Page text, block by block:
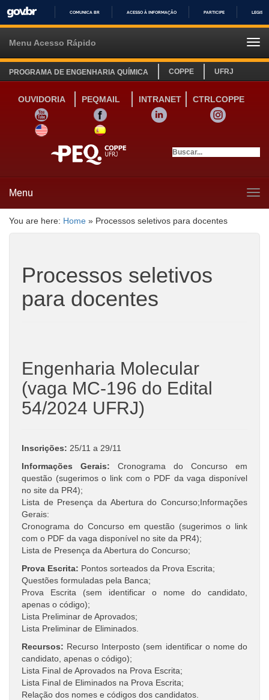
IR
COMUNICA BR ACESSO À INFORMAÇÃO PARTICIPE
Menu Acesso Rápido
PROGRAMA DE ENGENHARIA QUÍMICA COPPE UFRJ
OUVIDORIA PEQMAIL INTRANET
CTRLCOPPE
YOUTUBE
FACEBOOK LINKEDIN
INSTAGRAM
SITE INGLÊS
LINK SITE ESPANHOL
Menu
You are here: Home » Processos seletivos para docentes
Processos seletivos
para docentes
Engenharia Molecular
(vaga MC-196 do Edital
54/2024 UFRJ)
Inscrições: 25/11 a 29/11
Informações Gerais: Cronograma do Concurso em
questão (sugerimos o link com o PDF da vaga disponível
no site da PR4);
Lista de Presença da Abertura do Concurso;Informações
Gerais:
Cronograma do Concurso em questão (sugerimos o link
com o PDF da vaga disponível no site da PR4);
Lista de Presença da Abertura do Concurso;
Prova Escrita: Pontos sorteados da Prova Escrita;
Questões formuladas pela Banca;
Prova Escrita (sem identificar o nome do candidato,
apenas o código);
Lista Preliminar de Aprovados;
Lista Preliminar de Eliminados.
Recursos: Recurso Interposto (sem identificar o nome do
candidato, apenas o código);
Lista Final de Aprovados na Prova Escrita;
Lista Final de Eliminados na Prova Escrita;
Relação dos nomes e códigos dos candidatos.